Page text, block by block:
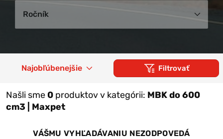
Ročník
Filtrovať
Našli sme 0 produktov v kategórii: MBK do 600
cm3 | Maxpet
Najobľúbenejšie
VÁŠMU VYHĽADÁVANIU NEZODPOVEDÁ